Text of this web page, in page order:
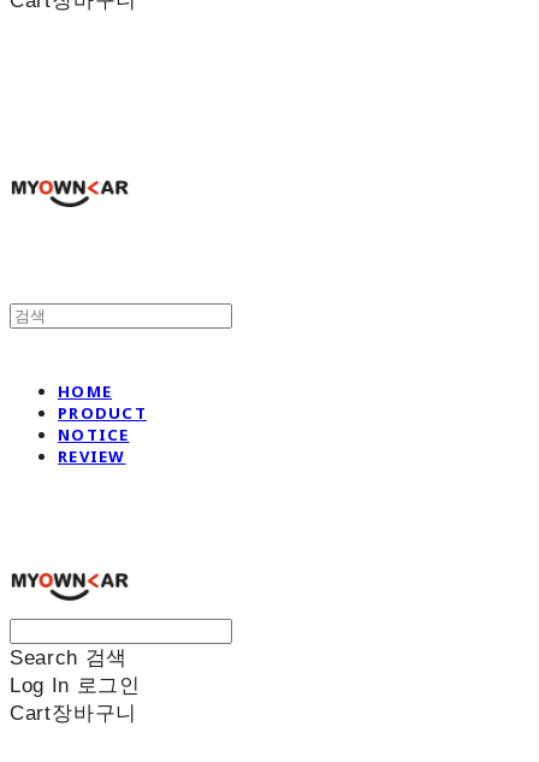
HOME
PRODUCT
NOTICE
REVIEW
Search 검색
Log In 로그인
Cart장바구니